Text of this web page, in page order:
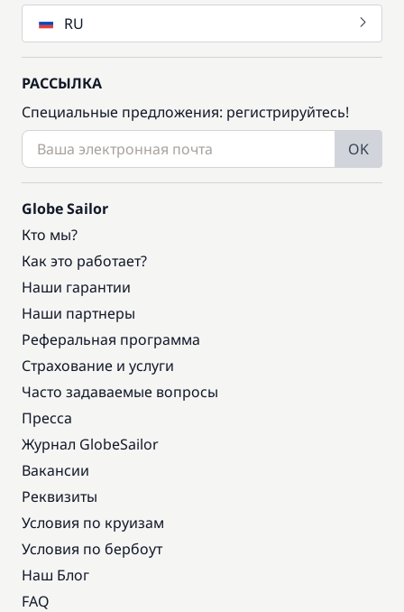
RU
РАССЫЛКА
Специальные предложения: регистрируйтесь!
OK
Globe Sailor
Кто мы?
Как это работает?
Наши гарантии
Наши партнеры
Реферальная программа
Страхование и услуги
Часто задаваемые вопросы
Пресса
Журнал GlobeSailor
Вакансии
Реквизиты
Условия по круизам
Условия по бербоут
Наш Блог
FAQ